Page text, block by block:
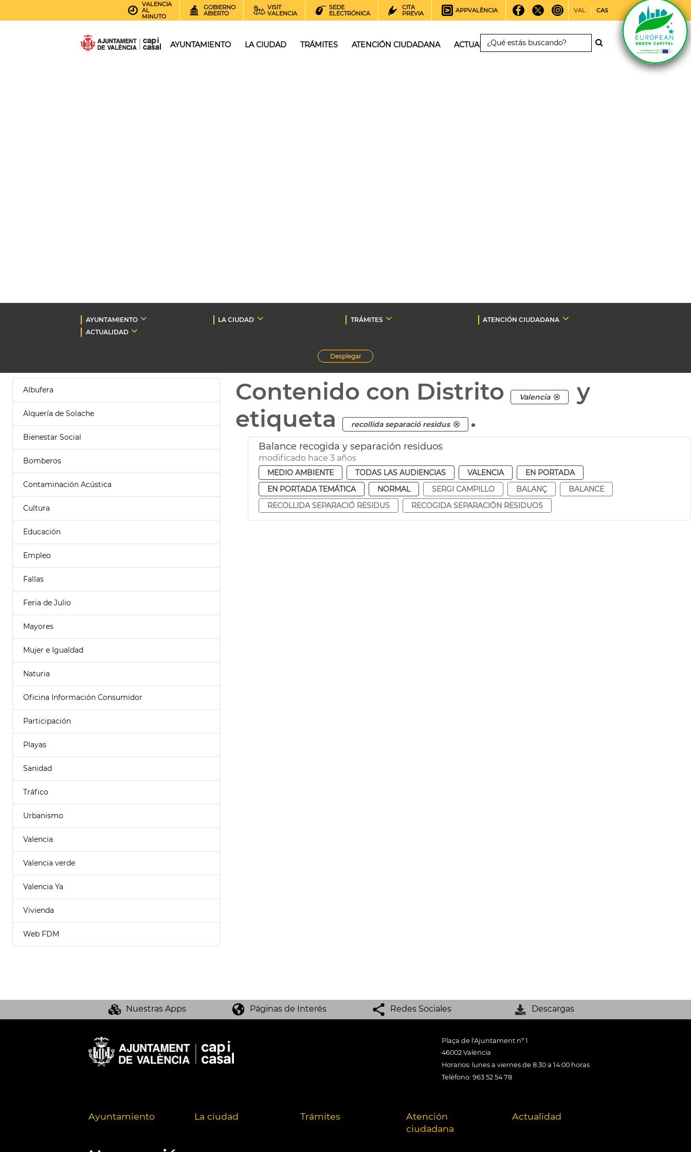
VALENCIA
AL
MINUTO
GOBIERNO
ABIERTO
VISIT
VALENCIA
SEDE
ELECTRÓNICA
CITA
PREVIA
APPVALÈNCIA VAL CAS
AYUNTAMIENTO LA CIUDAD TRÁMITES ATENCIÓN CIUDADANA ACTUALIDAD
AYUNTAMIENTO LA CIUDAD TRÁMITES
ATENCIÓN CIUDADANA
ACTUALIDAD
Desplegar
Albufera
Alquería de Solache
Bienestar Social
Bomberos
Contaminación Acústica
Cultura
Educación
Empleo
Fallas
Feria de Julio
Mayores
Mujer e Igualdad
Naturia
Oficina Información Consumidor
Participación
Playas
Sanidad
Tráfico
Urbanismo
Valencia
Valencia verde
Valencia Ya
Vivienda
Web FDM
Contenido con Distrito Valencia
y
etiqueta
recollida separació residus .
Balance recogida y separación residuos
modificado hace 3 años
MEDIO AMBIENTE TODAS LAS AUDIENCIAS VALENCIA
EN PORTADA
EN PORTADA TEMÁTICA
NORMAL SERGI CAMPILLO BALANÇ
BALANCE
RECOLLIDA SEPARACIÓ RESIDUS
RECOGIDA SEPARACIÓN RESIDUOS
Nuestras Apps Páginas de Interés Redes Sociales Descargas
Plaça de l'Ajuntament nº 1
46002 València
Horarios: lunes a viernes de 8:30 a 14:00 horas
Teléfono: 963 52 54 78
Ayuntamiento La ciudad Trámites
Atención
ciudadana
Actualidad